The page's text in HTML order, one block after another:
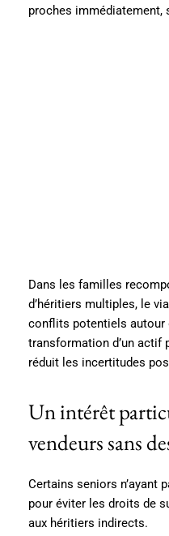
proches immédiatement,
Dans les familles
d’héritiers multiples, le
conflits potentiels autour
transformation d’un actif
réduit les incertitudes
Un intérêt
vendeurs sans
Certains seniors n’ayant
pour éviter les droits de
aux héritiers indirects.